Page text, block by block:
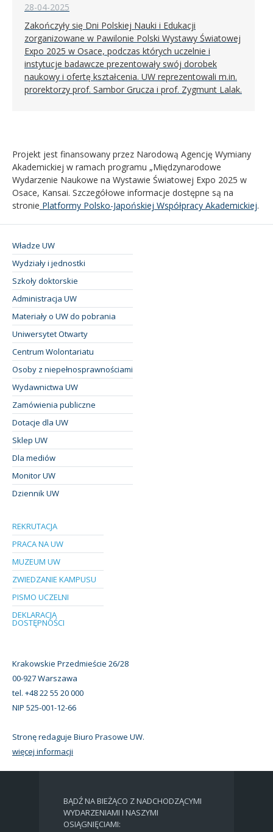
28-04-2025
Zakończyły się Dni Polskiej Nauki i Edukacji
zorganizowane w Pawilonie Polski Wystawy Światowej
Expo 2025 w Osace, podczas których uczelnie i
instytucje badawcze prezentowały swój dorobek
naukowy i ofertę kształcenia. UW reprezentowali m.in.
prorektorzy prof. Sambor Grucza i prof. Zygmunt Lalak.
Projekt jest finansowany przez Narodową Agencję Wymiany
Akademickiej w ramach programu „Międzynarodowe
Wydarzenie Naukowe na Wystawie Światowej Expo 2025 w
Osace, Kansai. Szczegółowe informacje dostępne są na
stronie Platformy Polsko-Japońskiej Współpracy Akademickiej.
Władze UW
Wydziały i jednostki
Szkoły doktorskie
Administracja UW
Materiały o UW do pobrania
Uniwersytet Otwarty
Centrum Wolontariatu
Osoby z niepełnosprawnościami
Wydawnictwa UW
Zamówienia publiczne
Dotacje dla UW
Sklep UW
Dla mediów
Monitor UW
Dziennik UW
REKRUTACJA
PRACA NA UW
MUZEUM UW
ZWIEDZANIE KAMPUSU
PISMO UCZELNI
DEKLARACJA
DOSTĘPNOŚCI
Krakowskie Przedmieście 26/28
00-927 Warszawa
tel. +48 22 55 20 000
NIP 525-001-12-66
Stronę redaguje Biuro Prasowe UW.
więcej informacji
BĄDŹ NA BIEŻĄCO Z NADCHODZĄCYMI
WYDARZENIAMI I NASZYMI
OSIĄGNIĘCIAMI: